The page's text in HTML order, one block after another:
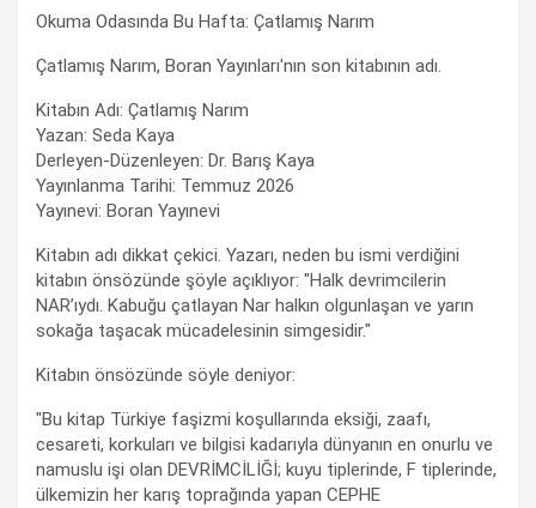
Okuma Odasında Bu Hafta: Çatlamış Narım
Çatlamış Narım, Boran Yayınları'nın son kitabının adı.
Kitabın Adı: Çatlamış Narım
Yazan: Seda Kaya
Derleyen-Düzenleyen: Dr. Barış Kaya
Yayınlanma Tarihi: Temmuz 2026
Yayınevi: Boran Yayınevi
Kitabın adı dikkat çekici. Yazarı, neden bu ismi verdiğini
kitabın önsözünde şöyle açıklıyor: "Halk devrimcilerin
NAR’ıydı. Kabuğu çatlayan Nar halkın olgunlaşan ve yarın
sokağa taşacak mücadelesinin simgesidir."
Kitabın önsözünde söyle deniyor:
"Bu kitap Türkiye faşizmi koşullarında eksiği, zaafı,
cesareti, korkuları ve bilgisi kadarıyla dünyanın en onurlu ve
namuslu işi olan DEVRİMCİLİĞİ; kuyu tiplerinde, F tiplerinde,
ülkemizin her karış toprağında yapan CEPHE